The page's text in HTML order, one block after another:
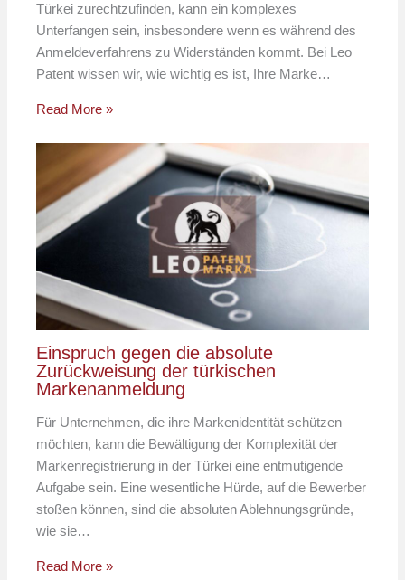
Türkei zurechtzufinden, kann ein komplexes
Unterfangen sein, insbesondere wenn es während des
Anmeldeverfahrens zu Widerständen kommt. Bei Leo
Patent wissen wir, wie wichtig es ist, Ihre Marke…
Read More »
Einspruch gegen die absolute
Zurückweisung der türkischen
Markenanmeldung
Für Unternehmen, die ihre Markenidentität schützen
möchten, kann die Bewältigung der Komplexität der
Markenregistrierung in der Türkei eine entmutigende
Aufgabe sein. Eine wesentliche Hürde, auf die Bewerber
stoßen können, sind die absoluten Ablehnungsgründe,
wie sie…
Read More »